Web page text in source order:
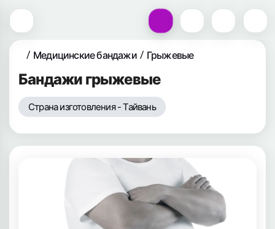
Медицинские бандажи Грыжевые
Бандажи грыжевые
Страна изготовления - Тайвань